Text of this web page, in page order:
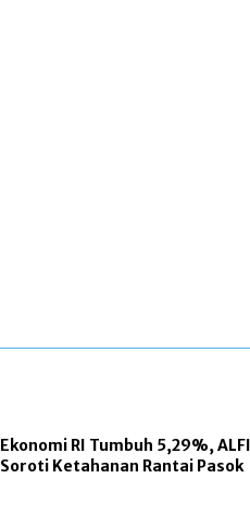
Ekonomi RI Tumbuh 5,29%, ALFI
Soroti Ketahanan Rantai Pasok